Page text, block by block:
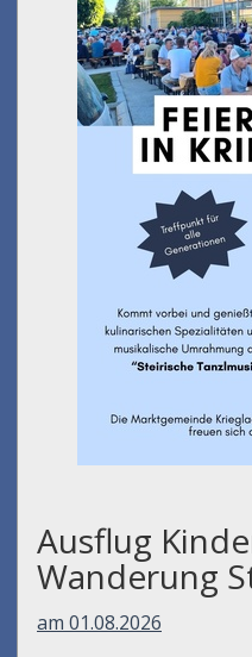
Ausflug
Wanderung
am 01.08.2026